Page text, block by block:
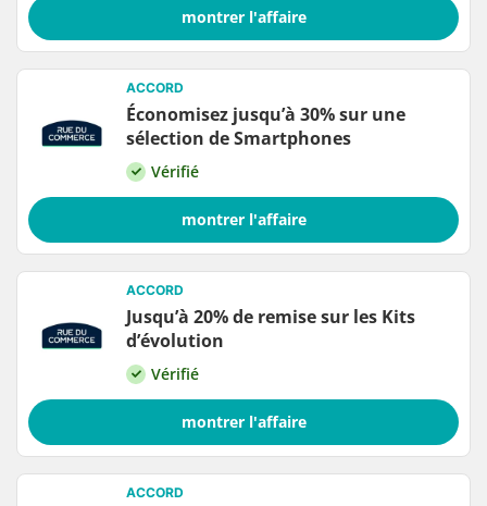
montrer l'affaire
ACCORD
Économisez jusqu’à 30% sur une
sélection de Smartphones
Vérifié
montrer l'affaire
ACCORD
Jusqu’à 20% de remise sur les Kits
d’évolution
Vérifié
montrer l'affaire
ACCORD